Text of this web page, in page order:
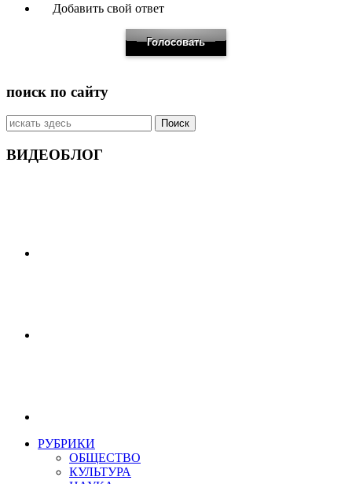
Добавить свой ответ
поиск по сайту
Искать:
ВИДЕОБЛОГ
РУБРИКИ
ОБЩЕСТВО
КУЛЬТУРА